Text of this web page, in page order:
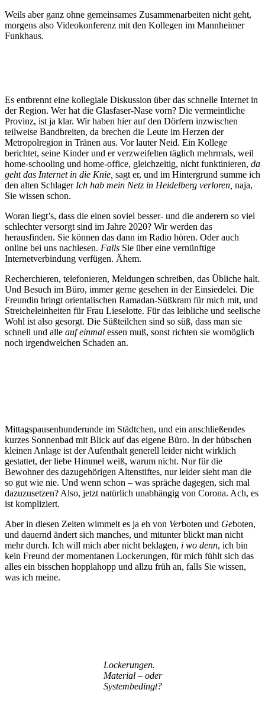
Weils aber ganz ohne gemeinsames Zusammenarbeiten nicht geht,
morgens also Videokonferenz mit den Kollegen im Mannheimer
Funkhaus.
Es entbrennt eine kollegiale Diskussion über das schnelle Internet in
der Region. Wer hat die Glasfaser-Nase vorn? Die vermeintliche
Provinz, ist ja klar. Wir haben hier auf den Dörfern inzwischen
teilweise Bandbreiten, da brechen die Leute im Herzen der
Metropolregion in Tränen aus. Vor lauter Neid. Ein Kollege
berichtet, seine Kinder und er verzweifelten täglich mehrmals, weil
home-schooling und home-office, gleichzeitig, nicht funktinieren, da
geht das Internet in die Knie, sagt er, und im Hintergrund summe ich
den alten SchlagerIch hab mein Netz in Heidelberg verloren, naja,
Sie wissen schon.
Woran liegt’s, dass die einen soviel besser- und die anderern so viel
schlechter versorgt sind im Jahre 2020? Wir werden das
herausfinden. Sie können das dann im Radio hören. Oder auch
online bei uns nachlesen. Falls Sie über eine vernünftige
Internetverbindung verfügen. Ähem.
Recherchieren, telefonieren, Meldungen schreiben, das Übliche halt.
Und Besuch im Büro, immer gerne gesehen in der Einsiedelei. Die
Freundin bringt orientalischen Ramadan-Süßkram für mich mit, und
Streicheleinheiten für Frau Lieselotte. Für das leibliche und seelische
Wohl ist also gesorgt. Die Süßteilchen sind so süß, dass man sie
schnell und alle auf einmal essen muß, sonst richten sie womöglich
noch irgendwelchen Schaden an.
Mittagspausenhunderunde im Städtchen, und ein anschließendes
kurzes Sonnenbad mit Blick auf das eigene Büro. In der hübschen
kleinen Anlage ist der Aufenthalt generell leider nicht wirklich
gestattet, der liebe Himmel weiß, warum nicht. Nur für die
Bewohner des dazugehörigen Altenstiftes, nur leider sieht man die
so gut wie nie. Und wenn schon – was spräche dagegen, sich mal
dazuzusetzen? Also, jetzt natürlich unabhängig von Corona. Ach, es
ist kompliziert.
Aber in diesen Zeiten wimmelt es ja eh von Verboten und Geboten,
und dauernd ändert sich manches, und mitunter blickt man nicht
mehr durch. Ich will mich aber nicht beklagen, i wo denn, ich bin
kein Freund der momentanen Lockerungen, für mich fühlt sich das
alles ein bisschen hopplahopp und allzu früh an, falls Sie wissen,
was ich meine.
Lockerungen.
Material – oder
Systembedingt?